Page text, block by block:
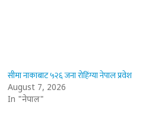
सीमा नाकाबाट ५२६ जना रोहिंग्या नेपाल प्रवेश
August 7, 2026
In "नेपाल"